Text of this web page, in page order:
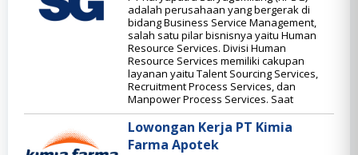
adalah perusahaan yang bergerak di
bidang Business Service Management,
salah satu pilar bisnisnya yaitu Human
Resource Services. Divisi Human
Resource Services memiliki cakupan
layanan yaitu Talent Sourcing Services,
Recruitment Process Services, dan
Manpower Process Services. Saat
Lowongan Kerja PT Kimia
Farma Apotek